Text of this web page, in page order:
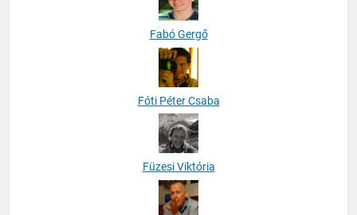
Fabó Gergő
Fóti Péter Csaba
Füzesi Viktória